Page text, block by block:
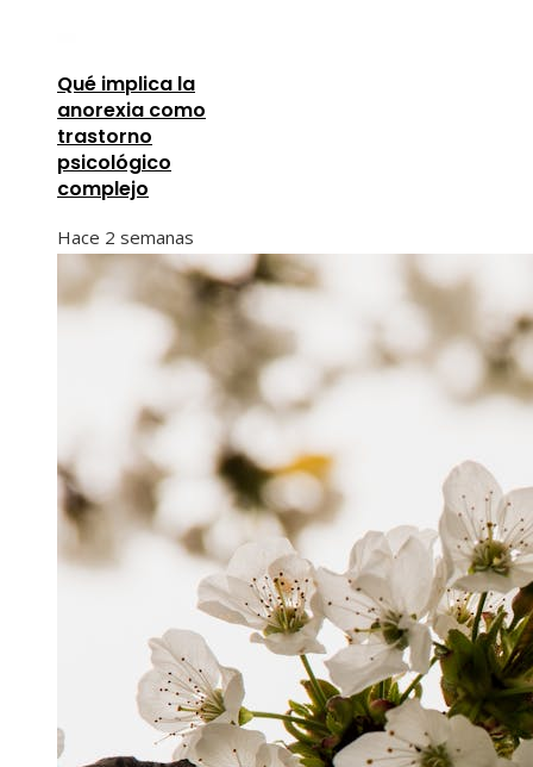
Qué implica la
anorexia como
trastorno
psicológico
complejo
Hace 2 semanas